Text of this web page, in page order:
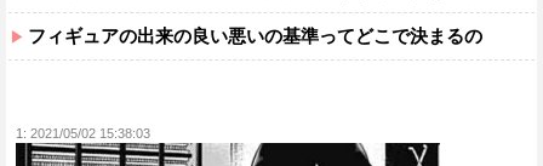
フィギュアの出来の良い悪いの基準ってどこで決まるの
1: 2021/05/02 15:38:03